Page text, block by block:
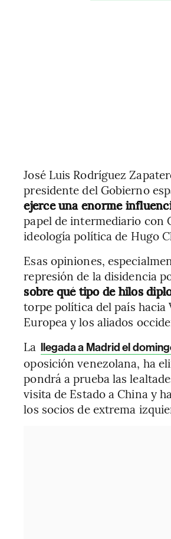
José Luis Rodríguez
presidente del Gobierno
ejerce una enorme
papel de intermediario con
ideología política de Hugo
Esas opiniones,
represión de la disidencia
sobre qué tipo de hilos
torpe política del país hacia
Europea y los aliados
La llegada a Madrid el
oposición venezolana, ha
pondrá a prueba las
visita de Estado a China y
los socios de extrema